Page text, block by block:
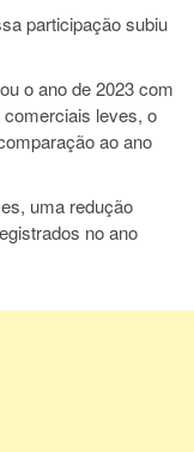
participação subiu
o ano de 2023 com
comerciais leves, o
ao ano
uma redução
no ano